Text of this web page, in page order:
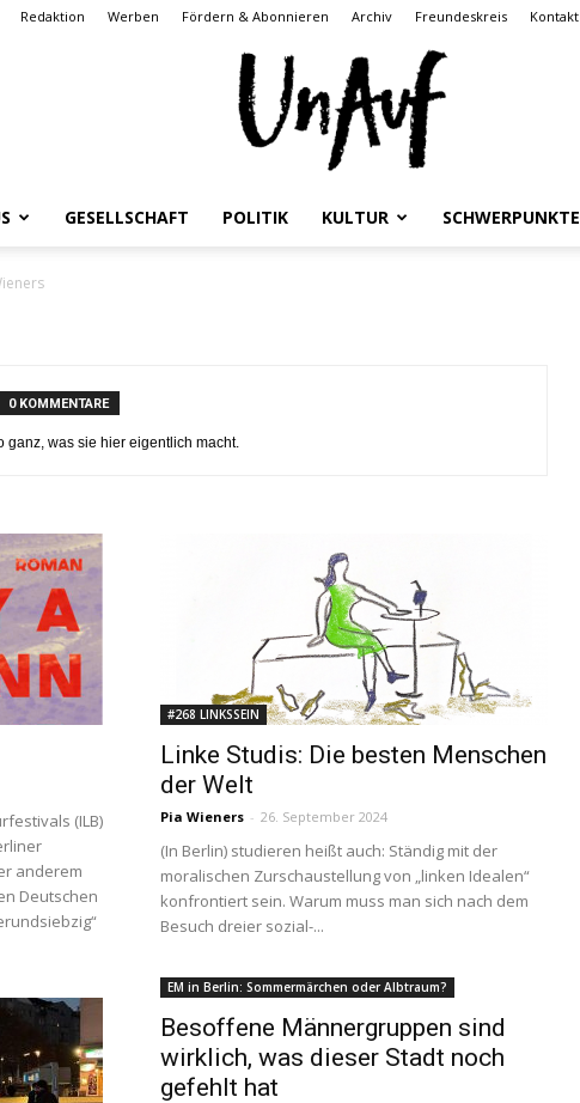
Redaktion Werben Fördern & Abonnieren Archiv Freundeskreis Kontakt
Studierendenzeitung
der
HU
GESELLSCHAFT POLITIK KULTUR SCHWERPUNKTE
0 KOMMENTARE
ganz, was sie hier eigentlich macht.
(ILB)
anderem
Deutschen
#268 LINKSSEIN
Linke Studis: Die besten Menschen
der Welt
Pia Wieners - 26. September 2024
(In Berlin) studieren heißt auch: Ständig mit der
moralischen Zurschaustellung von „linken Idealen“
konfrontiert sein. Warum muss man sich nach dem
Besuch dreier sozial-...
EM in Berlin: Sommermärchen oder Albtraum?
Besoffene Männergruppen sind
wirklich, was dieser Stadt noch
gefehlt hat